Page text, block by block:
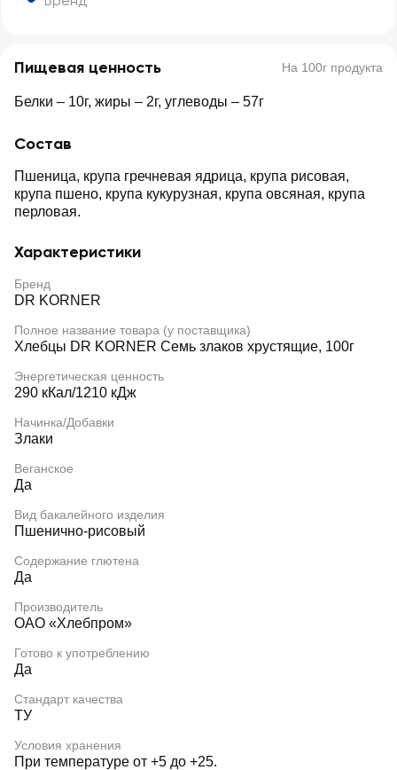
Пищевая ценность На 100г продукта
Белки – 10г, жиры – 2г, углеводы – 57г
Состав
Пшеница, крупа гречневая ядрица, крупа рисовая,
крупа пшено, крупа кукурузная, крупа овсяная, крупа
перловая.
Характеристики
Бренд
DR KORNER
Полное название товара (у поставщика)
Хлебцы DR KORNER Семь злаков хрустящие, 100г
Энергетическая ценность
290 кКал/1210 кДж
Начинка/Добавки
Злаки
Веганское
Да
Вид бакалейного изделия
Пшенично-рисовый
Содержание глютена
Да
Производитель
ОАО «Хлебпром»
Готово к употреблению
Да
Стандарт качества
ТУ
Условия хранения
При температуре от +5 до +25.